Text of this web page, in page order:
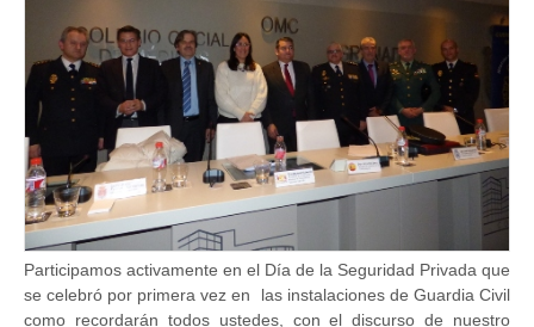
Participamos activamente en el Día de la Seguridad Privada que
se celebró por primera vez en las instalaciones de Guardia Civil
como recordarán todos ustedes, con el discurso de nuestro